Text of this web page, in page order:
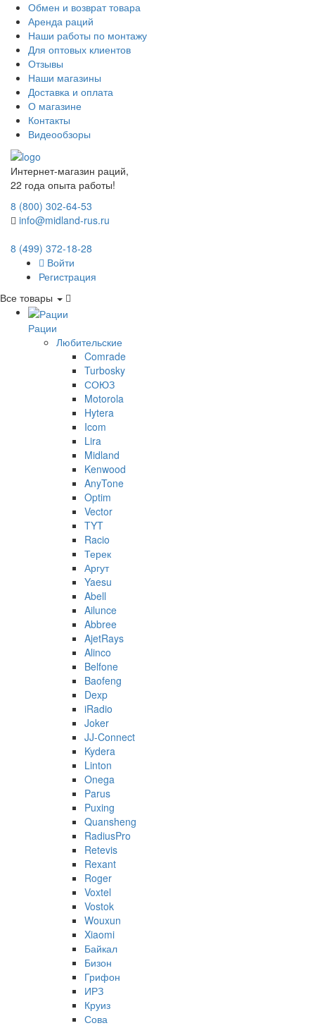
Обмен и возврат товара
Аренда раций
Наши работы по монтажу
Для оптовых клиентов
Отзывы
Наши магазины
Доставка и оплата
О магазине
Контакты
Видеообзоры
Интернет-магазин раций,
22 года опыта работы!
8 (800) 302-64-53
info@midland-rus.ru
8 (499) 372-18-28
Войти
Регистрация
Все товары
Рации
Любительские
Comrade
Turbosky
СОЮЗ
Motorola
Hytera
Icom
Lira
Midland
Kenwood
AnyTone
Optim
Vector
TYT
Racio
Терек
Аргут
Yaesu
Abell
Ailunce
Abbree
AjetRays
Alinco
Belfone
Baofeng
Dexp
iRadio
Joker
JJ-Connect
Kydera
Linton
Onega
Parus
Puxing
Quansheng
RadiusPro
Retevis
Rexant
Roger
Voxtel
Vostok
Wouxun
Xiaomi
Байкал
Бизон
Грифон
ИРЗ
Круиз
Сова